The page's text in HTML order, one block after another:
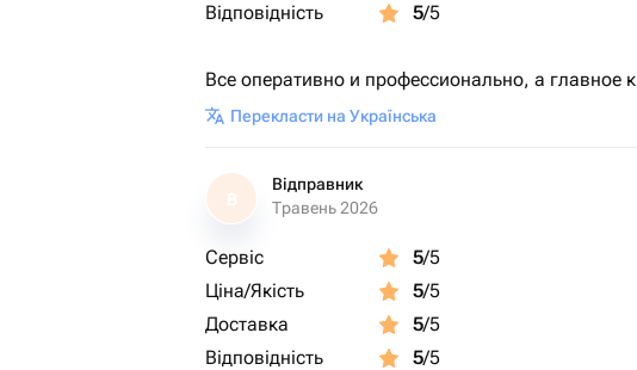
Відповідність
5/5
Все оперативно и профессионально, а
Перекласти на Українська
В
Відправник
Травень 2026
Сервіс 5/5
Ціна/Якість
5/5
Доставка
5/5
Відповідність
5/5